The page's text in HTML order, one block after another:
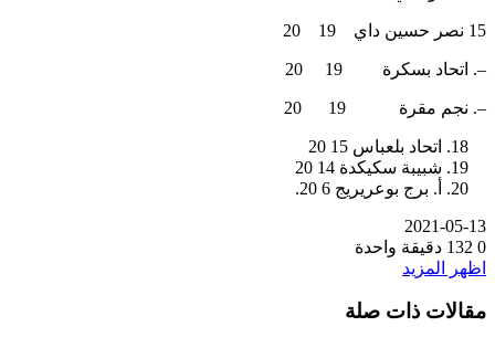
15 نصر حسين داي 19 20
–. اتحاد بسكرة 19 20
–. نجم مقرة 19 20
اتحاد بلعباس 15 20
شبيبة سكيكدة 14 20
أ. برج بوعريريج 6 20.
2021-05-13
0
دقيقة واحدة
اظهر المزيد
مقالات ذات صلة